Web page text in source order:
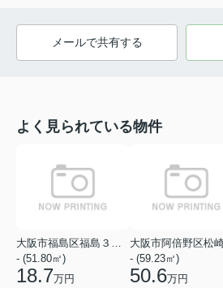
メールで共有する
よく見られている物件
大阪市福島区福島３丁目
- (51.80㎡)
18.7万円
- (59.23㎡)
50.6万円